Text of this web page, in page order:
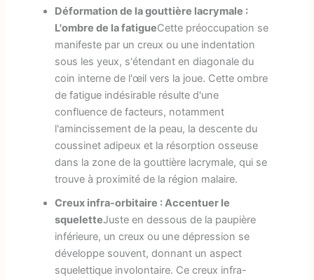
Déformation de la gouttière lacrymale :
L'ombre de la fatigueCette préoccupation se
manifeste par un creux ou une indentation
sous les yeux, s'étendant en diagonale du
coin interne de l'œil vers la joue. Cette ombre
de fatigue indésirable résulte d'une
confluence de facteurs, notamment
l'amincissement de la peau, la descente du
coussinet adipeux et la résorption osseuse
dans la zone de la gouttière lacrymale, qui se
trouve à proximité de la région malaire.
Creux infra-orbitaire : Accentuer le
squeletteJuste en dessous de la paupière
inférieure, un creux ou une dépression se
développe souvent, donnant un aspect
squelettique involontaire. Ce creux infra-